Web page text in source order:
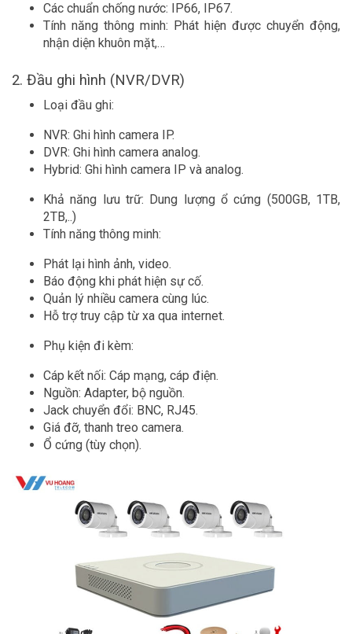
Các chuẩn chống nước: IP66, IP67.
Tính năng thông minh: Phát hiện được chuyển động,
nhận diện khuôn mặt,…
2. Đầu ghi hình (NVR/DVR)
Loại đầu ghi:
NVR: Ghi hình camera IP.
DVR: Ghi hình camera analog.
Hybrid: Ghi hình camera IP và analog.
Khả năng lưu trữ: Dung lượng ổ cứng (500GB, 1TB,
2TB,..)
Tính năng thông minh:
Phát lại hình ảnh, video.
Báo động khi phát hiện sự cố.
Quản lý nhiều camera cùng lúc.
Hỗ trợ truy cập từ xa qua internet.
Phụ kiện đi kèm:
Cáp kết nối: Cáp mạng, cáp điện.
Nguồn: Adapter, bộ nguồn.
Jack chuyển đổi: BNC, RJ45.
Giá đỡ, thanh treo camera.
Ổ cứng (tùy chọn).